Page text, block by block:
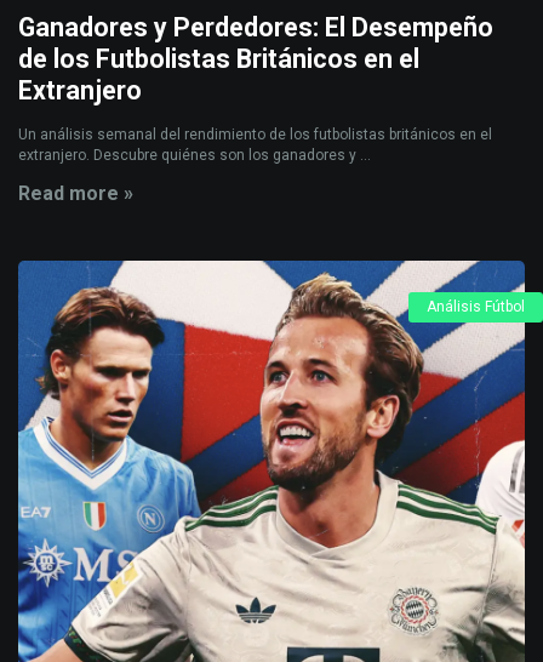
Ganadores y Perdedores: El Desempeño
de los Futbolistas Británicos en el
Extranjero
Un análisis semanal del rendimiento de los futbolistas británicos en el
extranjero. Descubre quiénes son los ganadores y ...
Read more »
Análisis Fútbol